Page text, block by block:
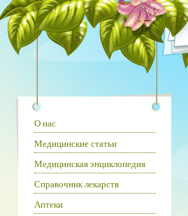
О нас
Медицинские статьи
Медицинская энциклопедия
Справочник лекарств
Аптеки